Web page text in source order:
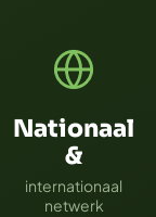
Nationaal
&
internationaal
netwerk